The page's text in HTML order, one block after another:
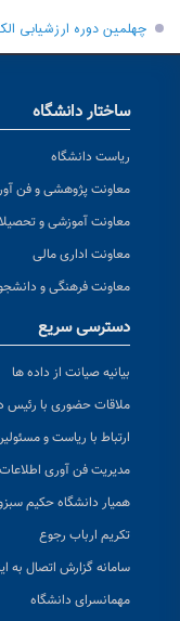
چهلمین دوره ارزشیابی
ساختار دانشگاه
ریاست دانشگاه
معاونت پژوهشی و فن
معاونت آموزشی و
معاونت اداری مالی
معاونت فرهنگی و
دسترسی سریع
بیانیه صیانت از داده ها
ملاقات حضوری با رئیس
ارتباط با ریاست و
مدیریت فن آوری اطلاعات
همیار دانشگاه حکیم
تکریم ارباب رجوع
سامانه گزارش اتصال به
مهمانسرای دانشگاه